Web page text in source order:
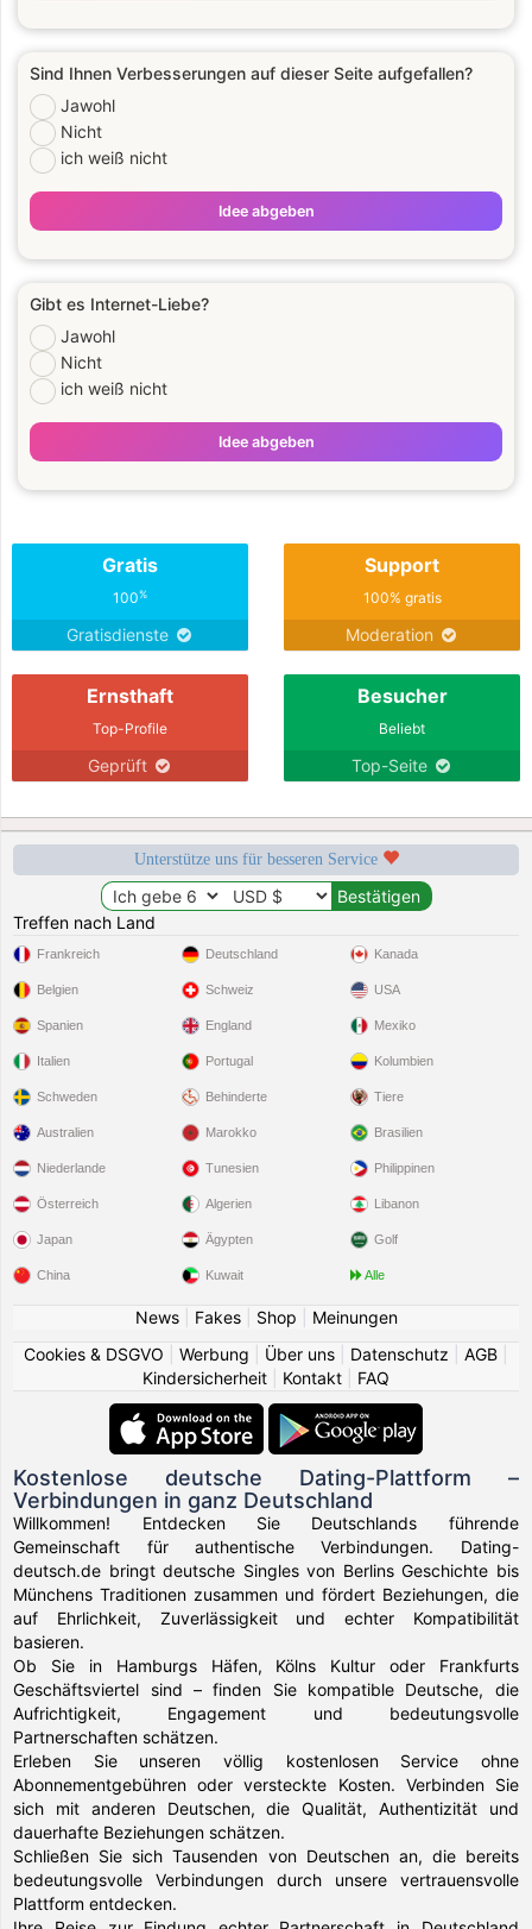
Sind Ihnen Verbesserungen auf dieser Seite aufgefallen?
Jawohl
Nicht
ich weiß nicht
Idee abgeben
Gibt es Internet-Liebe?
Jawohl
Nicht
ich weiß nicht
Idee abgeben
Gratis
100%
Gratisdienste
Support
100% gratis
Moderation
Ernsthaft
Top-Profile
Geprüft
Besucher
Beliebt
Top-Seite
Unterstütze uns für besseren Service
Treffen nach Land
Frankreich
Belgien
Spanien
Italien
Schweden
Deutschland
Schweiz
England
Portugal
Behinderte
Kanada
USA
Mexiko
Kolumbien
Tiere
Australien
Niederlande
Österreich
Japan
China
Marokko
Tunesien
Algerien
Ägypten
Kuwait
Brasilien
Philippinen
Libanon
Golf
Alle
News| Fakes| Shop
Meinungen
Cookies & DSGVO
Werbung Über uns Datenschutz AGB
Kindersicherheit
Kontakt FAQ
Kostenlose deutsche Dating-Plattform –
Verbindungen in ganz Deutschland
Willkommen! Entdecken Sie Deutschlands führende
Gemeinschaft für authentische Verbindungen. Dating-
deutsch.de bringt deutsche Singles von Berlins Geschichte bis
Münchens Traditionen zusammen und fördert Beziehungen, die
auf Ehrlichkeit, Zuverlässigkeit und echter Kompatibilität
basieren.
Ob Sie in Hamburgs Häfen, Kölns Kultur oder Frankfurts
Geschäftsviertel sind – finden Sie kompatible Deutsche, die
Aufrichtigkeit, Engagement und bedeutungsvolle
Partnerschaften schätzen.
Erleben Sie unseren völlig kostenlosen Service ohne
Abonnementgebühren oder versteckte Kosten. Verbinden Sie
sich mit anderen Deutschen, die Qualität, Authentizität und
dauerhafte Beziehungen schätzen.
Schließen Sie sich Tausenden von Deutschen an, die bereits
bedeutungsvolle Verbindungen durch unsere vertrauensvolle
Plattform entdecken.